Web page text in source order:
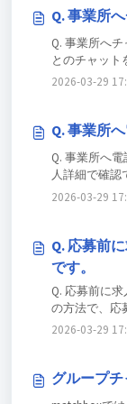
へチャットし
チャットの通知 メッセージの編集／削除とファイルの送
ット機能とは matchbox上で、法人／事業所と直接メッセージの
やりとりがで
る法人 ※「自社メンバー」の詳細については、「自社メンバー
登録とは」をご確認くださ
あります。 個別チャット パートナー（あなた）と法人の1対1の
チャットです
があります。 グループチャット 業務連絡などのために、法人側
数のパートナー
とプロフィー
されません。
でのプロフィー
知 メッセージが届くと、アプリのプッシュで即時通知されま
※通知設定の
の送信 メッセージの編集／削除 送信後、15分以内であればメッ
セージの編集や削除が可
Q. 事業所
Q. 事業所へチャット
とのチャットを作成できま
①【チャット】▶
ンを押す 【参考】送信したメッセージの編集／削除 メッセー
に戻る 関連ページ チャット Q. 事業所へ電話で連絡したいで
す。 Q. 応募前に求人内容に関して事業所に質問したいです。 解
決しない場合
2026-03-29
Q. 事業所
Q. 事業所へ電話で連絡
人詳細で確認できます。 回答の詳細
レンダー】や【
トで連絡したいです。 解決しない場
ください。
2026-03-29
Q. 応募前
です。
Q. 応募前に求
の方法で、応
す。 回答の詳細 電話の場合 「事業所へ電話で連絡したいで
ッセージの編
2026-03-29
グループ